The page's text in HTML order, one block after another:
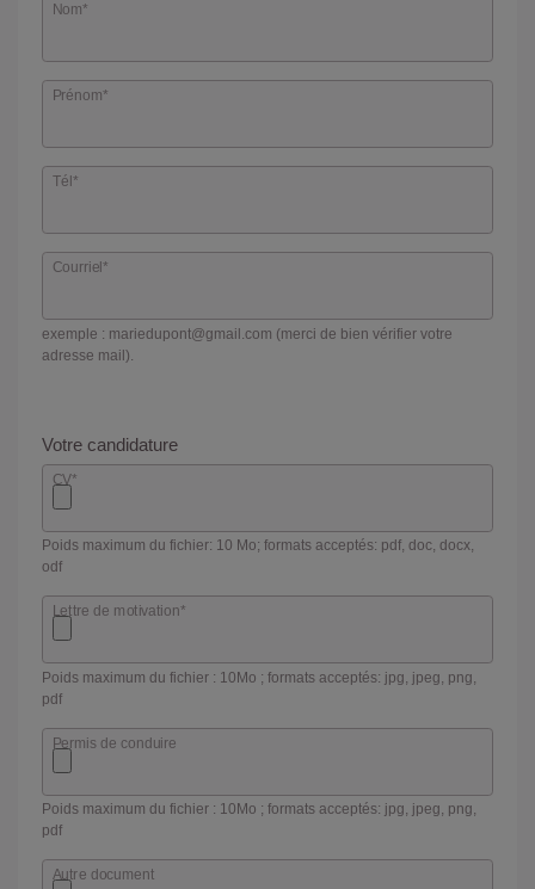
Nom*
Prénom*
Tél *
exemple : mariedupont@gmail.com (merci de bien vérifier votre
adresse mail).
Courriel *
Votre candidature
Poids maximum du fichier: 10 Mo; formats acceptés: pdf, doc, docx,
odf
CV*
Poids maximum du fichier : 10Mo ; formats acceptés: jpg, jpeg, png,
pdf
Lettre de motivation*
Poids maximum du fichier : 10Mo ; formats acceptés: jpg, jpeg, png,
pdf
Permis de conduire
Autre document